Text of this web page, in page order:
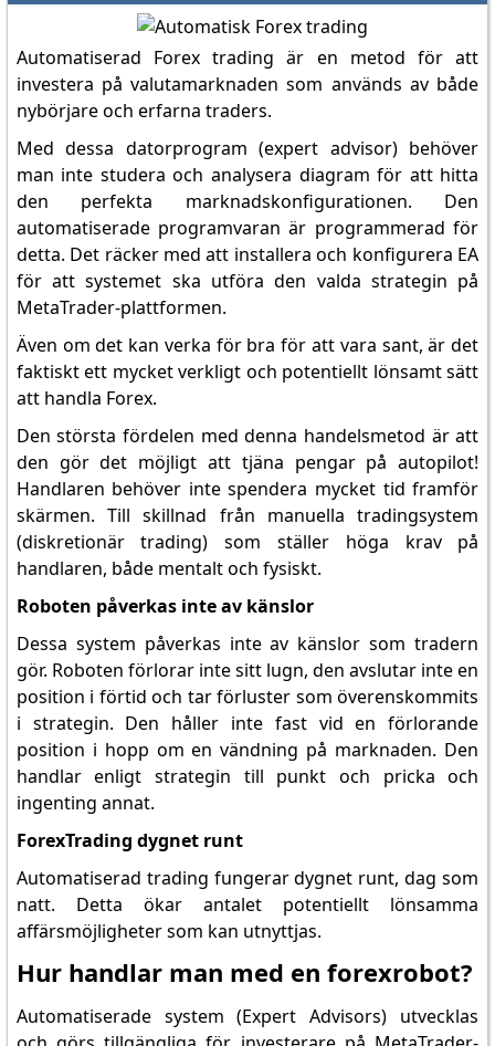
Automatiserad Forex trading är en metod för att
investera på valutamarknaden som används av både
nybörjare och erfarna traders.
Med dessa datorprogram (expert advisor) behöver
man inte studera och analysera diagram för att hitta
den perfekta marknadskonfigurationen. Den
automatiserade programvaran är programmerad för
detta. Det räcker med att installera och konfigurera EA
för att systemet ska utföra den valda strategin på
MetaTrader-plattformen.
Även om det kan verka för bra för att vara sant, är det
faktiskt ett mycket verkligt och potentiellt lönsamt sätt
att handla Forex.
Den största fördelen med denna handelsmetod är att
den gör det möjligt att tjäna pengar på autopilot!
Handlaren behöver inte spendera mycket tid framför
skärmen. Till skillnad från manuella tradingsystem
(diskretionär trading) som ställer höga krav på
handlaren, både mentalt och fysiskt.
Roboten påverkas inte av känslor
Dessa system påverkas inte av känslor som tradern
gör. Roboten förlorar inte sitt lugn, den avslutar inte en
position i förtid och tar förluster som överenskommits
i strategin. Den håller inte fast vid en förlorande
position i hopp om en vändning på marknaden. Den
handlar enligt strategin till punkt och pricka och
ingenting annat.
ForexTrading dygnet runt
Automatiserad trading fungerar dygnet runt, dag som
natt. Detta ökar antalet potentiellt lönsamma
affärsmöjligheter som kan utnyttjas.
Hur handlar man med en forexrobot?
Automatiserade system (Expert Advisors) utvecklas